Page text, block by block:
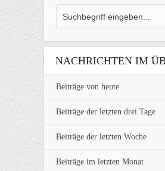
NACHRICHTEN IM
Beiträge von heute
Beiträge der letzten drei Tage
Beiträge der letzten Woche
Beiträge im letzten Monat